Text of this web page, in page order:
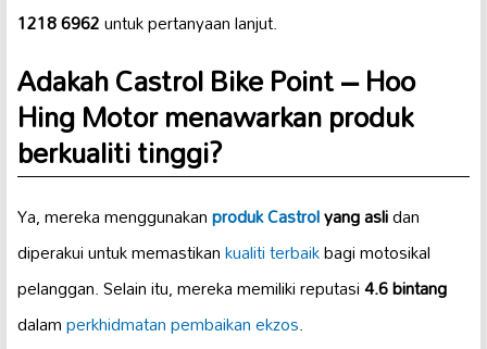
1218 6962untuk pertanyaan lanjut.
Adakah Castrol Bike Point – Hoo
Hing Motor menawarkan produk
berkualiti tinggi?
Ya, mereka menggunakanproduk Castrolyang aslidan
diperakui untuk memastikankualiti terbaikbagi motosikal
pelanggan. Selain itu, mereka memiliki reputasi4.6 bintang
dalamperkhidmatan pembaikanekzos.